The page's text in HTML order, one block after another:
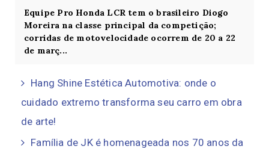
Equipe Pro Honda LCR tem o brasileiro Diogo
Moreira na classe principal da competição;
corridas de motovelocidade ocorrem de 20 a 22
de març...
Hang Shine Estética Automotiva: onde o
cuidado extremo transforma seu carro em obra
de arte!
Família de JK é homenageada nos 70 anos da